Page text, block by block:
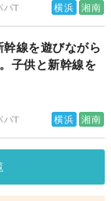
パT 横浜 湘南
線を遊びながら
子供と新幹線を
パT 横浜 湘南